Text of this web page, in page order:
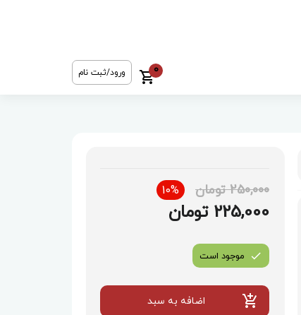
0 ورود/ثبت نام
250,000 تومان 10%
225,000 تومان
موجود است
اضافه به سبد